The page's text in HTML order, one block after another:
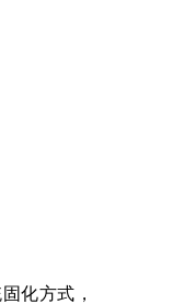
化方式，